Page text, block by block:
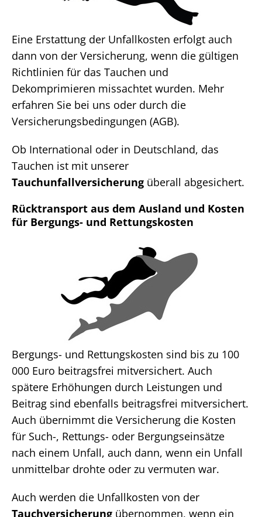
Eine Erstattung der Unfallkosten erfolgt auch
dann von der Versicherung, wenn die gültigen
Richtlinien für das Tauchen und
Dekomprimieren missachtet wurden. Mehr
erfahren Sie bei uns oder durch die
Versicherungsbedingungen (AGB).
Ob International oder in Deutschland, das
Tauchen ist mit unserer
Tauchunfallversicherung überall abgesichert.
Rücktransport aus dem Ausland und Kosten
für Bergungs- und Rettungskosten
Bergungs- und Rettungskosten sind bis zu 100
000 Euro beitragsfrei mitversichert. Auch
spätere Erhöhungen durch Leistungen und
Beitrag sind ebenfalls beitragsfrei mitversichert.
Auch übernimmt die Versicherung die Kosten
für Such-, Rettungs- oder Bergungseinsätze
nach einem Unfall, auch dann, wenn ein Unfall
unmittelbar drohte oder zu vermuten war.
Auch werden die Unfallkosten von der
Tauchversicherung übernommen, wenn ein